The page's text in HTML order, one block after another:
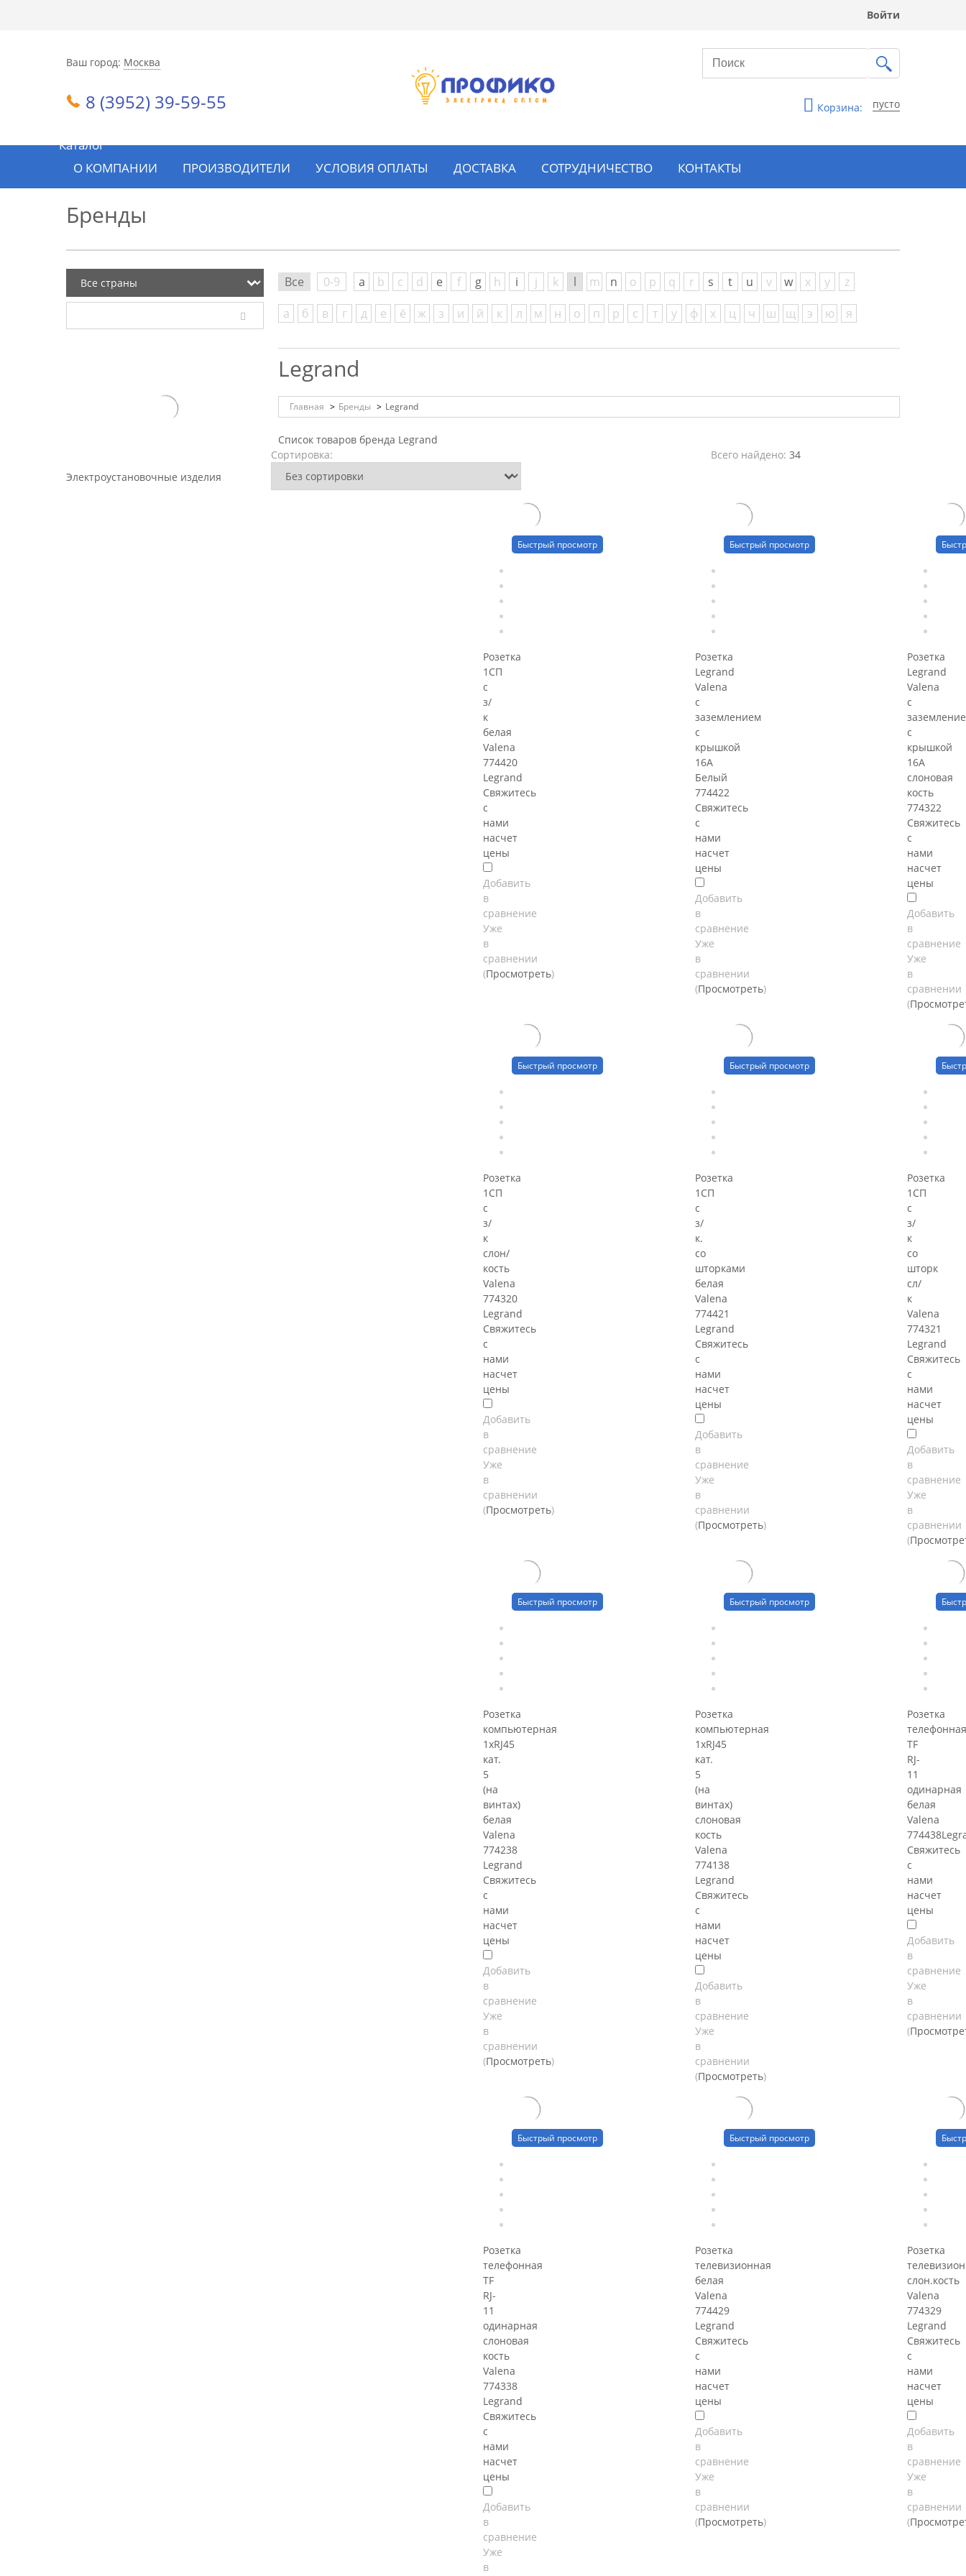
Войти
Ваш город: Москва
8 (3952) 39-59-55 Корзина: пусто
Каталог
О КОМПАНИИ
ПРОИЗВОДИТЕЛИ УСЛОВИЯ ОПЛАТЫ ДОСТАВКА СОТРУДНИЧЕСТВО КОНТАКТЫ
Бренды
Все 0-9 a b c d e f g h i j k l m n o p q r s t u v w x y
z
а
б в г д е ё ж з и й к л м н о п р с т у ф х ц ч ш щ э ю я
Электроустановочные изделия
Legrand
Главная > Бренды > Legrand
Список товаров бренда Legrand
Сортировка:
Всего найдено: 34
Быстрый просмотр
Розетка
1СП
с
з/
к
белая
Valena
774420
Legrand
Свяжитесь
с
нами
насчет
цены
Добавить
в
сравнение
Уже
в
сравнении
(Просмотреть)
Быстрый просмотр
Розетка
Legrand
Valena
с
заземлением
с
крышкой
16А
Белый
774422
Свяжитесь
с
нами
насчет
цены
Добавить
в
сравнение
Уже
в
сравнении
(Просмотреть)
Розетка
Legrand
Valena
с
с
крышкой
16А
слоновая
кость
774322
Свяжитесь
с
нами
насчет
цены
Добавить
в
сравнение
Уже
в
сравнении
(
Быстрый просмотр
Розетка
1СП
с
з/
к
слон/
кость
Valena
774320
Legrand
Свяжитесь
с
нами
насчет
цены
Добавить
в
сравнение
Уже
в
сравнении
(Просмотреть)
Быстрый просмотр
Розетка
1СП
с
з/
к.
со
шторками
белая
Valena
774421
Legrand
Свяжитесь
с
нами
насчет
цены
Добавить
в
сравнение
Уже
в
сравнении
(Просмотреть)
Розетка
1СП
с
з/
к
со
шторк
сл/
к
Valena
774321
Legrand
Свяжитесь
с
нами
насчет
цены
Добавить
в
сравнение
Уже
в
сравнении
(
Быстрый просмотр
Розетка
компьютерная
1хRJ45
кат.
5
(на
винтах)
белая
Valena
774238
Legrand
Свяжитесь
с
нами
насчет
цены
Добавить
в
сравнение
Уже
в
сравнении
(Просмотреть)
Быстрый просмотр
Розетка
компьютерная
1хRJ45
кат.
5
(на
винтах)
слоновая
кость
Valena
774138
Legrand
Свяжитесь
с
нами
насчет
цены
Добавить
в
сравнение
Уже
в
сравнении
(Просмотреть)
Розетка
телефонная
TF
RJ-
11
одинарная
белая
Valena
Свяжитесь
с
нами
насчет
цены
Добавить
в
сравнение
Уже
в
сравнении
(
Быстрый просмотр
Розетка
телефонная
TF
RJ-
11
одинарная
слоновая
кость
Valena
774338
Legrand
Свяжитесь
с
нами
насчет
цены
Добавить
в
сравнение
Уже
в
Быстрый просмотр
Розетка
телевизионная
белая
Valena
774429
Legrand
Свяжитесь
с
нами
насчет
цены
Добавить
в
сравнение
Уже
в
сравнении
(Просмотреть)
Розетка
слон.кость
Valena
774329
Legrand
Свяжитесь
с
нами
насчет
цены
Добавить
в
сравнение
Уже
в
сравнении
(